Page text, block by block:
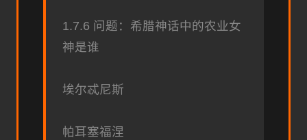
1.7.6 问题：希腊神话中的农业女
神是谁
埃尔忒尼斯
帕耳塞福涅